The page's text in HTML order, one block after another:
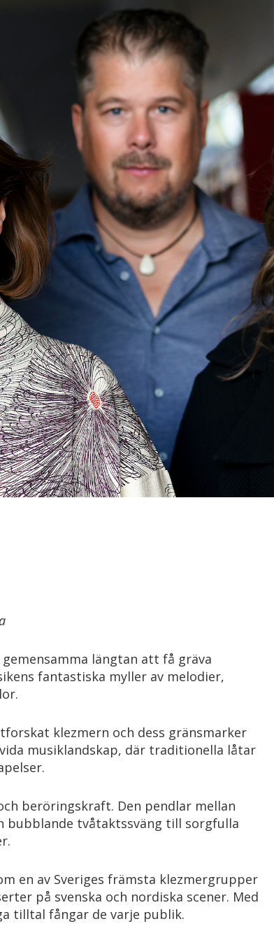
längtan att få gräva
fantastiska myller av melodier,
klezmern och dess gränsmarker
musiklandskap, där traditionella låtar
beröringskraft. Den pendlar mellan
bubblande tvåtaktssväng till sorgfulla
en av Sveriges främsta klezmergrupper
på svenska och nordiska scener. Med
tilltal fångar de varje publik.